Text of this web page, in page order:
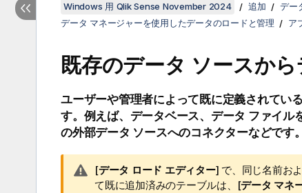
Windows 用 Qlik Sense November 2024 追加
デー
データ マネージャーを使用したデータのロードと管理
ア
既存のデータ ソースか
ユーザーや管理者によって既に定義されてい
す。例えば、データベース、データ ファイル
の外部データ ソースへのコネクターなどです。
警
告
[データ ロード エディター] で、同じ名前お
て既に追加済みのテーブルは、[データ マネ